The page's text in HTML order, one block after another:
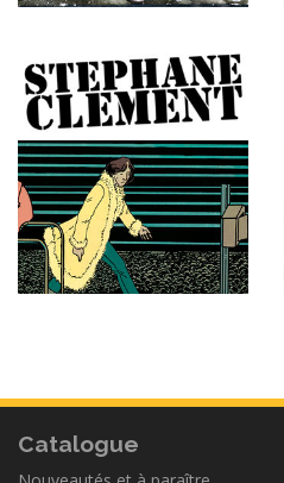
Catalogue